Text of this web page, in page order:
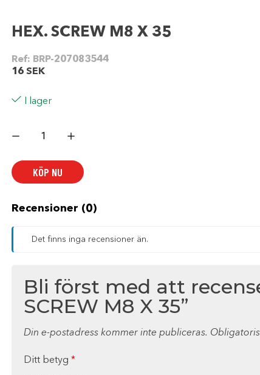
HEX. SCREW M8 X 35
Ref: BRP-207083544
16 SEK
I lager
SCREW
mängd
KÖP NU
Recensioner (0)
Det finns inga recensioner än.
Bli först med att
SCREW M8 X 35”
Din e-postadress kommer inte publiceras.
Ditt betyg *